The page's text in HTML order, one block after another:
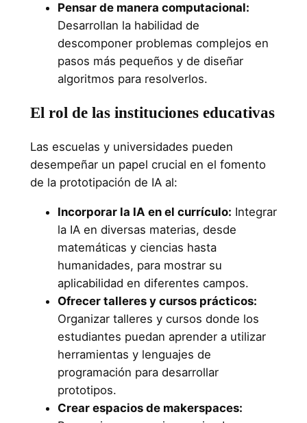
Pensar de manera computacional:
Desarrollan la habilidad de
descomponer problemas complejos en
pasos más pequeños y de diseñar
algoritmos para resolverlos.
El rol de las instituciones educativas
Las escuelas y universidades pueden
desempeñar un papel crucial en el fomento
de la prototipación de IA al:
Incorporar la IA en el currículo: Integrar
la IA en diversas materias, desde
matemáticas y ciencias hasta
humanidades, para mostrar su
aplicabilidad en diferentes campos.
Ofrecer talleres y cursos prácticos:
Organizar talleres y cursos donde los
estudiantes puedan aprender a utilizar
herramientas y lenguajes de
programación para desarrollar
prototipos.
Crear espacios de makerspaces: